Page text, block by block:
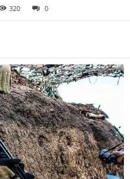
320 0